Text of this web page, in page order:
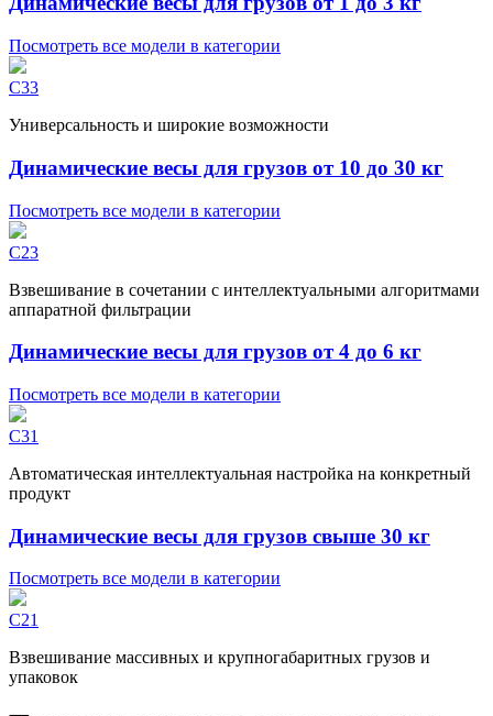
Посмотреть все модели в категории
C33
Универсальность и широкие возможности
Динамические весы для грузов от 10 до 30 кг
Посмотреть все модели в категории
C23
Взвешивание в сочетании с интеллектуальными алгоритмами
аппаратной фильтрации
Динамические весы для грузов от 4 до 6 кг
Посмотреть все модели в категории
C31
Автоматическая интеллектуальная настройка на конкретный
продукт
Динамические весы для грузов свыше 30 кг
Посмотреть все модели в категории
C21
Взвешивание массивных и крупногабаритных грузов и
упаковок